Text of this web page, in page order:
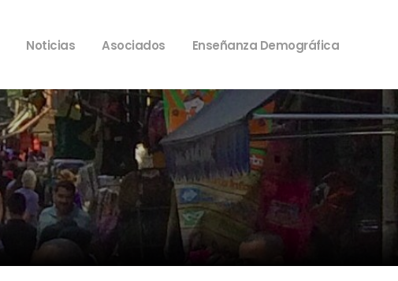
Noticias Asociados Enseñanza Demográfica